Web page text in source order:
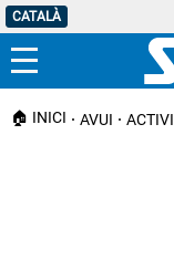
CATALÀ
Menú
🏠 INICI AVUI